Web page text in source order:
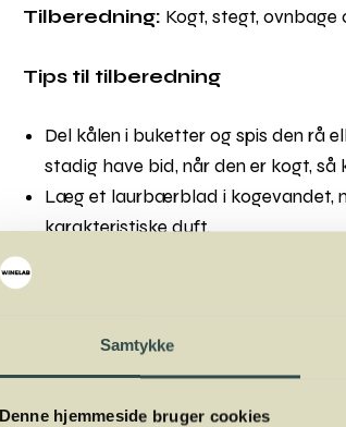
Samtykke
Denne hjemmeside bruger cookies
Tilberedning: Kogt, stegt, ovnbage
Tips til tilberedning
Del kålen i buketter og spis den rå
stadig have bid, når den er kogt,
Læg et laurbærblad i kogevandet,
karakteristiske duft.
Fjern dækbladene og del kålen,
Lav en salat af blomkålsbuketter,
Prøv at skære mellemstore